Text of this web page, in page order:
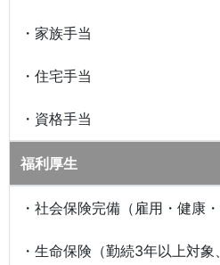
・家族手当
・住宅手当
・資格手当
福利厚生
・社会保険完備（雇用・健康
・生命保険（勤続3年以上対象